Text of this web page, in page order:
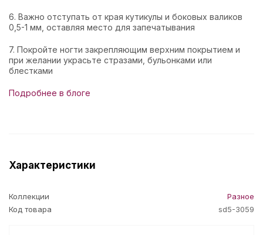
6. Важно отступать от края кутикулы и боковых валиков
0,5-1 мм, оставляя место для запечатывания
7. Покройте ногти закрепляющим верхним покрытием и
при желании украсьте стразами, бульонками или
блестками
Подробнее в блоге
Характеристики
Коллекции
Разное
Код товара
sd5-3059